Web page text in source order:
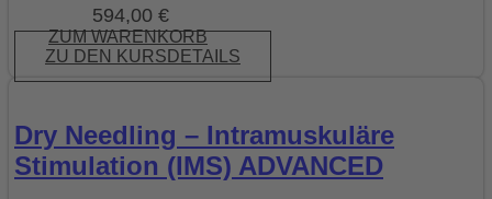
594,00 €
ZUM WARENKORB
ZU DEN KURSDETAILS
Dry Needling – Intramuskuläre
Stimulation (IMS) ADVANCED